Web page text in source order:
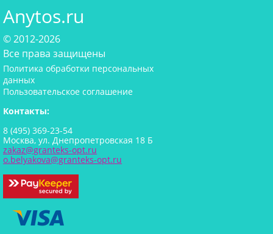
Anytos.ru
© 2012-2026
Все права защищены
Политика обработки персональных
данных
Пользовательское соглашение
Контакты:
8 (495) 369-23-54
Москва, ул. Днепропетровская 18 Б
zakaz@granteks-opt.ru
o.belyakova@granteks-opt.ru